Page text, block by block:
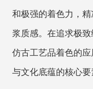
和极强的着色力，
浆质感。在追求极
仿古工艺品着色的
与文化底蕴的核心要